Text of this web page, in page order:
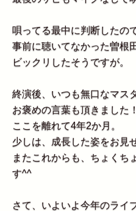
唄ってる最中に判断したので
事前に聴いてなかった曽根
ビックリしたそうですが。
終演後、いつも無口なマス
お褒めの言葉も頂きました！
ここを離れて4年2か月。
少しは、成長した姿をお見
またこれからも、ちょくち
す^^
さて、いよいよ今年のライ